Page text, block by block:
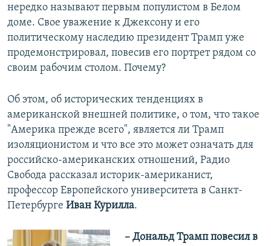
нередко называют первым популистом в Белом
доме. Свое уважение к Джексону и его
политическому наследию президент Трамп уже
продемонстрировал, повесив его портрет рядом со
своим рабочим столом. Почему?
Об этом, об исторических тенденциях в
американской внешней политике, о том, что такое
"Америка прежде всего", является ли Трамп
изоляционистом и что все это может означать для
российско-американских отношений, Радио
Свобода рассказал историк-американист,
профессор Европейского университета в Санкт-
Петербурге Иван Курилла.
– Дональд Трамп повесил в